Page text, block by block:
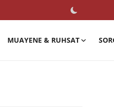
MUAYENE & RUHSAT